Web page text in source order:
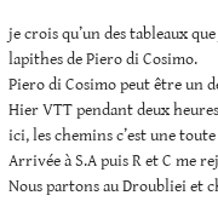
je crois qu’un des tableaux
lapithes de Piero di Cosimo.
Piero di Cosimo peut être un
Hier VTT pendant deux
ici, les chemins c’est une
Arrivée à S.A puis R et C me
Nous partons au Droubliei et